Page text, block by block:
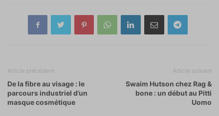
Article précédent
De la fibre au visage : le
parcours industriel d’un
masque cosmétique
Article suivant
Swaim Hutson chez Rag &
bone : un début au Pitti
Uomo